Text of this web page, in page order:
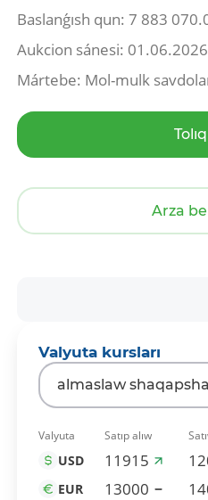
Baslanǵısh qun: 7 883
Aukcion sánesi: 01.06.2026
Mártebe: Mol-mulk
Tolıq
Arza
Valyuta kursları
almaslaw
Valyuta Satıp alıw
USD 11915
EUR 13000